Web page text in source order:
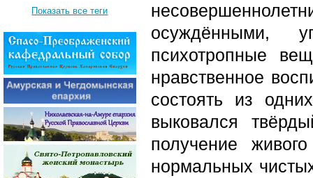
осуждёнными,
психотропные
нравственное
состоять из
выковался
получение
нормальных
Показать все теги